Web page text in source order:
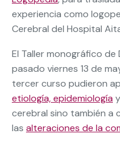
experiencia como
Cerebral del Hospital
El Taller monográfico
pasado viernes 13 de
tercer curso pudieron
etiología, epidemiología y
cerebral sino también a
las alteraciones de la